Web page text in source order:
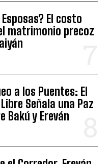
El costo
matrimonio precoz
a los Puentes: El
Señala una Paz
Bakú y Ereván